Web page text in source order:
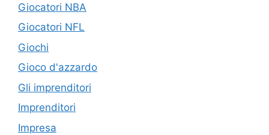
Giocatori NBA
Giocatori NFL
Giochi
Gioco d'azzardo
Gli imprenditori
Imprenditori
Impresa